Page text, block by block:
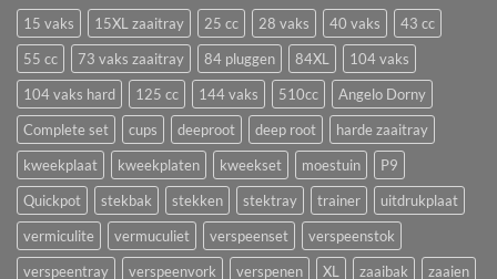
zaaien
in
een
zaaitray
plantstress,
groeistilstand
en
uitval
15 vaks 15XL zaaitray 25 cc 28 vaks 40 vaks
43 cc
55 cc
73 vaks zaaitray 84 pluggen 84XL
104 vaks
104 vaks hard
125 cc 144 vaks 510cc
Angelo Dorny
Complete set
cups deeproot deep root
harde zaaitray
kweekplaat
kweekplaten kweekset moestuin
P9
Quickpot
stekbak stekken stektray trainer
uitdrukplaat
vermiculite
vermuculiet verspeenset
verspeenstok
verspeentray
verspeenvork verspenen XL zaaibak zaaien